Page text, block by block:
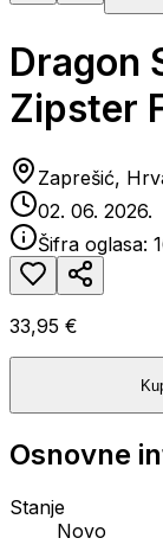
Dragon
Zipster
Zaprešić,
02. 06. 2026.
Šifra oglasa:
33,95 €
Osnovne
Stanje
Novo